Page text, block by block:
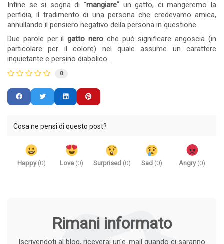
Infine se si sogna di "mangiare" un gatto, ci mangeremo la
perfidia, il tradimento di una persona che credevamo amica,
annullando il pensiero negativo della persona in questione.
Due parole per ilgatto nero che può significare angoscia (in
particolare per il colore) nel quale assume un carattere
inquietante e persino diabolico.
0
Cosa ne pensi di questo post?
Happy(0) Love(0) Surprised (0) Sad (0) Angry(0)
Rimani informato
Iscrivendoti al blog, riceverai un'e-mail quando ci saranno